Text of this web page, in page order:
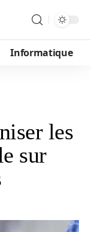
Informatique
les
sur